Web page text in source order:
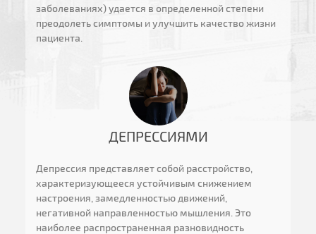
заболеваниях) удается в определенной степени
преодолеть симптомы и улучшить качество жизни
пациента.
ДЕПРЕССИЯМИ
Депрессия представляет собой расстройство,
характеризующееся устойчивым снижением
настроения, замедленностью движений,
негативной направленностью мышления. Это
наиболее распространенная разновидность